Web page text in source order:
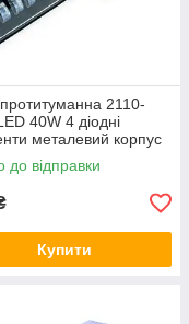
2110-
40W 4 діодні
металевий корпус
кратно 2)
до відправки
Купити